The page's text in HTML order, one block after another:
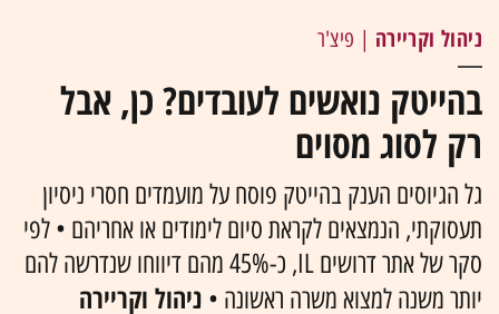
ניהול וקריירה | פיצ'ר
בהייטק נואשים לעובדים? כן, אבל
רק לסוג מסוים
גל הגיוסים הענק בהייטק פוסח על מועמדים חסרי ניסיון
תעסוקתי, הנמצאים לקראת סיום לימודים או אחריהם • לפי
סקר של אתר דרושים IL, כ-45% מהם דיווחו שנדרשה להם
יותר משנה למצוא משרה ראשונה • ניהול וקריירה